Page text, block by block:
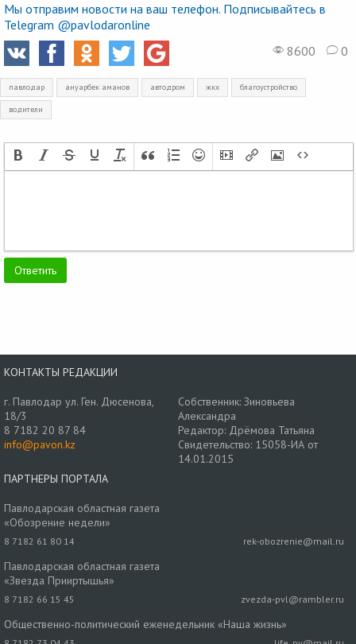
Мы отправим новости на ваш телефон. Подписывайтесь в
Telegram @pavlodaronline
8600
0
павлодар ануарбек аманов автодром жкх благоустройство
водители
КОНТАКТЫ РЕДАКЦИИ
г. Павлодар ул. Ген. Дюсенова,
18/3
8 7182 20 87 84
info@pavon.kz
Собственник: Зиновьева
Александра
Редактор: Дрёмова Татьяна
Свидетельство: 15058-ИА от
14.01.2015
ПАРТНЕРЫ ПОРТАЛА
Павлодарская областная газета
«Обозрение недели»
8 7182 61 80 14 rek-obozrenie@mail.ru
Павлодарская областная газета
«Звезда Прииртышья»
8 7182 66 15 45 zvezda-pvl@rambler.ru
Общественно-политический еженедельник «Наша жизнь»